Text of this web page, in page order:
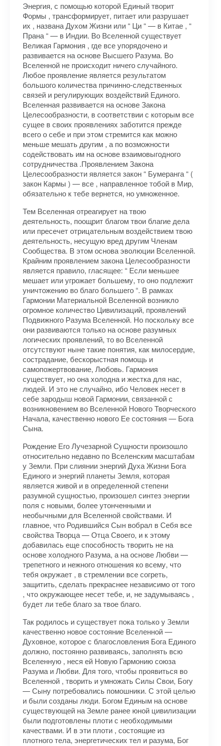
Энергия, с помощью которой Единый творит
Формы , трансформирует, питает или разрушает
их , названа Духом Жизни или “ Ци “ — в Китае , “
Прана “ — в Индии. Во Вселенной существует
Великая Гармония , где все упорядочено и
развивается на основе Высшего Разума. Во
Вселенной не происходит ничего случайного.
Любое проявление является результатом
большого количества причинно-следственных
связей и регулирующих воздействий Единого.
Вселенная развивается на основе Закона
Целесообразности, в соответствии с которым все
сущее в своих проявлениях заботится прежде
всего о себе и при этом стремится как можно
меньше мешать другим , а по возможности
содействовать им на основе взаимовыгодного
сотрудничества .Проявлением Закона
Целесообразности является закон “ Бумеранга “ (
закон Кармы ) — все , направленное тобой в Мир,
обязательно к тебе вернется, но умноженное.
Тем Вселенная отреагирует на твою
деятельность, поощрит благом твои благие дела
или пресечет отрицательным воздействием твою
деятельность, несущую вред другим Членам
Сообщества. В этом основа эволюции Вселенной.
Крайним проявлением закона Целесообразности
является правило, гласящее: “ Если меньшее
мешает или угрожает большему, то оно подлежит
уничтожению во благо большего “. В рамках
Гармонии Материальной Вселенной возникло
огромное количество Цивилизаций, проявлений
Подвижного Разума Вселенной. Но поскольку все
они развиваются только на основе разумных
логических проявлений, то во Вселенной
отсутствуют ныне такие понятия, как милосердие,
сострадание, бескорыстная помощь и
самопожертвование, Любовь. Гармония
существует, но она холодна и жестка для нас,
людей. И это не случайно, ибо Человек несет в
себе зародыш новой Гармонии, связанной с
возникновением во Вселенной Нового Творческого
Начала, качественно нового Ее состояния — Бога
Сына.
Рождение Его Лучезарной Сущности произошло
относительно недавно по Вселенским масштабам
у Земли. При слиянии энергий Духа Жизни Бога
Единого и энергий планеты Земля, которая
является живой и в определенной степени
разумной сущностью, произошел синтез энергии
поля с новыми, более утонченными и
необычными для Вселенной свойствами. И
главное, что Родившийся Сын вобрал в Себя все
свойства Творца — Отца Своего, и к этому
добавилась еще способность творить не на
основе холодного Разума, а на основе Любви —
трепетного и нежного отношения ко всему, что
тебя окружает , в стремлении все согреть,
защитить, сделать прекраснее независимо от того
, что окружающее несет тебе, и, не задумываясь ,
будет ли тебе благо за твое благо.
Так родилось и существует пока только у Земли
качественно новое состояние Вселенной —
Духовное, которое с благословления Бога Единого
должно, постоянно развиваясь, заполнять всю
Вселенную , неся ей Новую Гармонию союза
Разума и Любви. Для того, чтобы проявиться во
Вселенной , творить и умножать Силы Свои, Богу
— Сыну потребовались помошники. С этой целью
и были созданы люди. Богом Единым на основе
существующей на Земле ранее юной цивилизации
были подготовлены плоти с необходимыми
качествами. И в эти плоти , состоящие из
плотного тела, энергетических тел и разума, Бог